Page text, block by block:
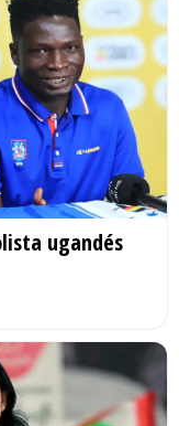
ugandés